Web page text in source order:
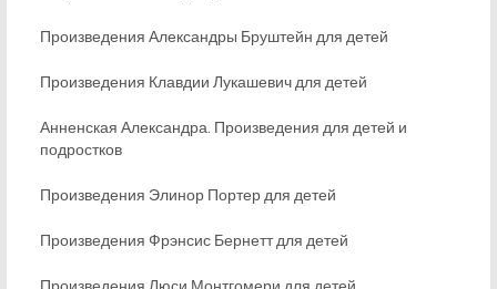
Произведения Александры Бруштейн для детей
Произведения Клавдии Лукашевич для детей
Анненская Александра. Произведения для детей и
подростков
Произведения Элинор Портер для детей
Произведения Фрэнсис Бернетт для детей
Произведения Люси Монтгомери для детей